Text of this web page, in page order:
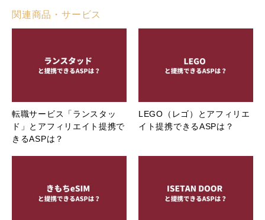
関連商品・サービス
転職サービス「ランスタッ
ド」とアフィリエイト提携で
きるASPは？
LEGO（レゴ）とアフィリエ
イト提携できるASPは？